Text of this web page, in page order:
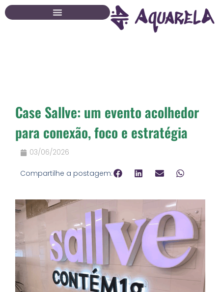
para
Case Sallve: um evento acolhedor
para conexão, foco e estratégia
03/06/2026
Compartilhe a postagem: